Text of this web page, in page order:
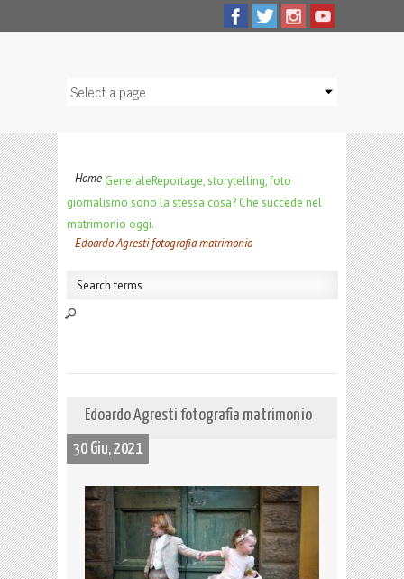
Home GeneraleReportage, storytelling, foto
giornalismo sono la stessa cosa? Che succede nel
matrimonio oggi.
Edoardo Agresti fotografia matrimonio
Edoardo Agresti fotografia matrimonio
30 Giu, 2021